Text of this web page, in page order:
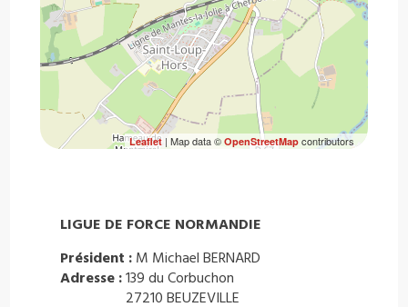
Leaflet| Map data © OpenStreetMapcontributors
LIGUE DE FORCE NORMANDIE
Président : M Michael BERNARD
Adresse :139 du Corbuchon
27210 BEUZEVILLE